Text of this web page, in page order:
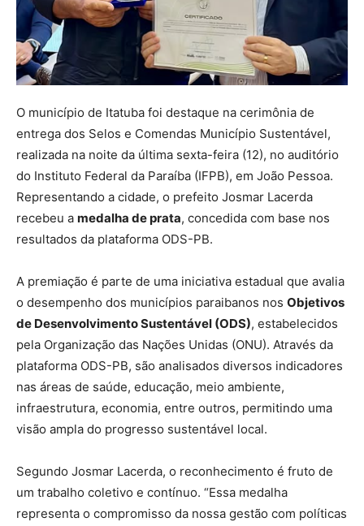
O município de Itatuba foi destaque na cerimônia de
entrega dos Selos e Comendas Município Sustentável,
realizada na noite da última sexta-feira (12), no auditório
do Instituto Federal da Paraíba (IFPB), em João Pessoa.
Representando a cidade, o prefeito Josmar Lacerda
recebeu a medalha de prata, concedida com base nos
resultados da plataforma ODS-PB.
A premiação é parte de uma iniciativa estadual que avalia
o desempenho dos municípios paraibanos nos Objetivos
de Desenvolvimento Sustentável (ODS), estabelecidos
pela Organização das Nações Unidas (ONU). Através da
plataforma ODS-PB, são analisados diversos indicadores
nas áreas de saúde, educação, meio ambiente,
infraestrutura, economia, entre outros, permitindo uma
visão ampla do progresso sustentável local.
Segundo Josmar Lacerda, o reconhecimento é fruto de
um trabalho coletivo e contínuo. “Essa medalha
representa o compromisso da nossa gestão com políticas